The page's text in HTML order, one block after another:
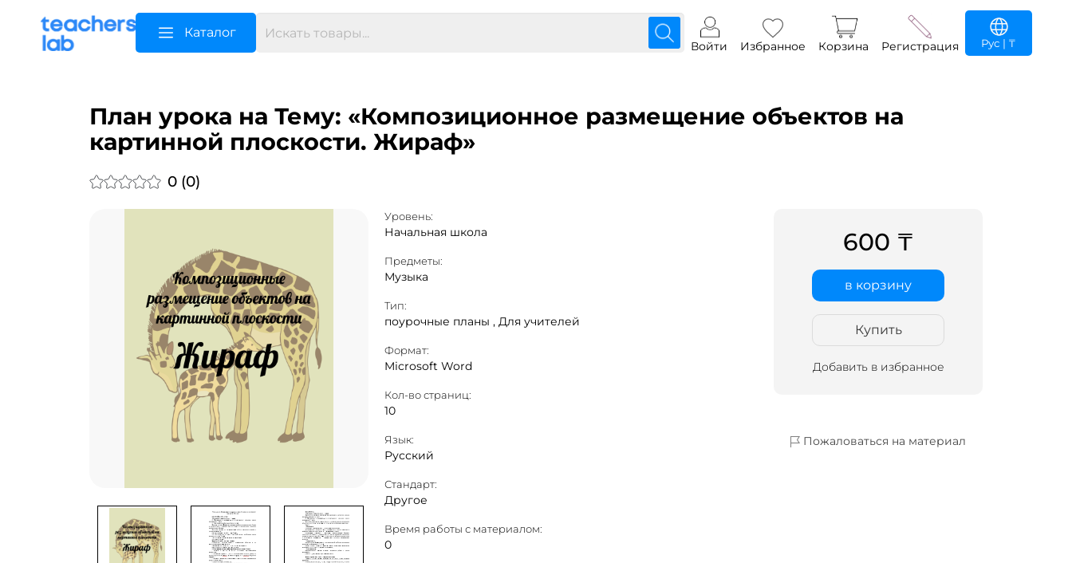
Каталог
Войти Избранное Корзина Регистрация Рус | ₸
План урока на Тему: «Композиционное размещение объектов на
картинной плоскости. Жираф»
0 (0)
Уровень:
Начальная школа
Предметы:
Музыка
Тип:
поурочные планы , Для учителей
Формат:
Microsoft Word
Кол-во страниц:
10
Язык:
Русский
Стандарт:
Другое
Время работы с материалом:
0
600 ₸
в корзину
Купить
Добавить в избранное
Пожаловаться на материал